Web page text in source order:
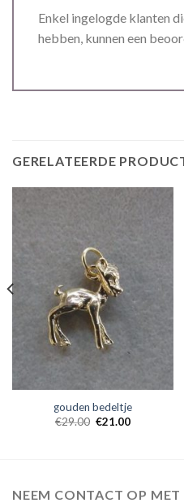
Enkel ingelogde klanten
hebben, kunnen een
GERELATEERDE
gouden bedeltje
€29.00 €21.00
NEEM CONTACT OP MET